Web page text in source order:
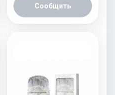
Сообщить